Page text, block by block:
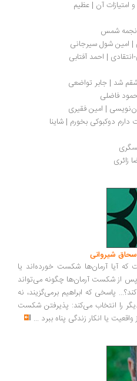
| نجمه شمس
| امین شول سیرجانی
| احمد آفتابی
شد | جابر تواضعی
فاضلی
| امین فقیری
زائری
شیروانی
آیا آرمان‌ها شکست خورده‌اند یا
از شکست آرمان‌ها چگونه می‌تواند
پاسخی که ابراهیم برمی‌گزیند، نه
را انتخاب می‌کند: پذیرفتن شکست
یا انکار زندگی پناه ببرد ...